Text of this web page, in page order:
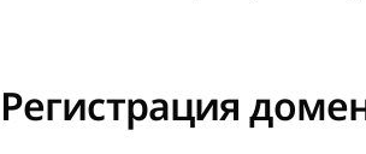
Регистрация